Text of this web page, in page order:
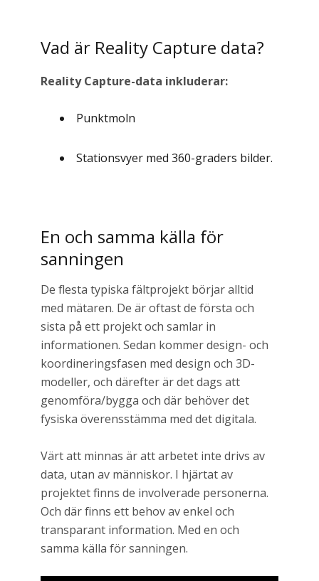
Vad är Reality Capture data?
Reality Capture-data inkluderar:
Punktmoln
Stationsvyer med 360-graders bilder.
En och samma källa för
sanningen
De flesta typiska fältprojekt börjar alltid
med mätaren. De är oftast de första och
sista på ett projekt och samlar in
informationen. Sedan kommer design- och
koordineringsfasen med design och 3D-
modeller, och därefter är det dags att
genomföra/bygga och där behöver det
fysiska överensstämma med det digitala.
Värt att minnas är att arbetet inte drivs av
data, utan av människor. I hjärtat av
projektet finns de involverade personerna.
Och där finns ett behov av enkel och
transparant information. Med en och
samma källa för sanningen.